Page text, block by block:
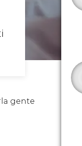
gente